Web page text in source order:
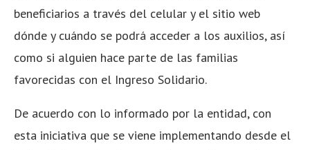
beneficiarios a través del celular y el sitio web
dónde y cuándo se podrá acceder a los auxilios, así
como si alguien hace parte de las familias
favorecidas con el Ingreso Solidario.
De acuerdo con lo informado por la entidad, con
esta iniciativa que se viene implementando desde el